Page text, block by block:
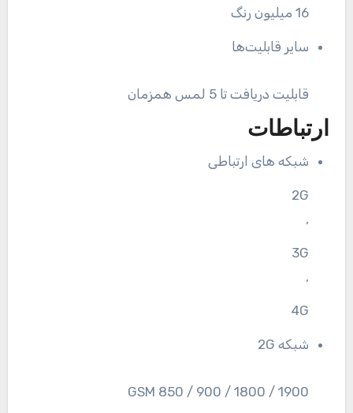
16 میلیون رنگ
سایر قابلیت‌ها
قابلیت دریافت تا 5 لمس همزمان
ارتباطات
شبکه های ارتباطی
2G
,
3G
,
4G
شبکه 2G
GSM 850 / 900 / 1800 / 1900